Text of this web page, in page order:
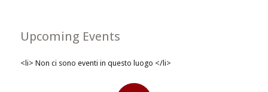
Upcoming Events
<li> Non ci sono eventi in questo luogo </li>